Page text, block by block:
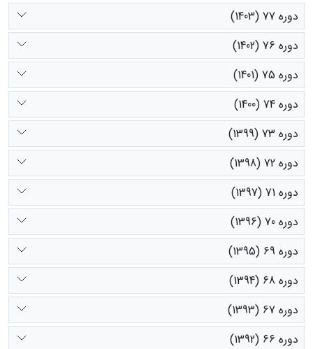
دوره 77 (1403)
دوره 76 (1402)
دوره 75 (1401)
دوره 74 (1400)
دوره 73 (1399)
دوره 72 (1398)
دوره 71 (1397)
دوره 70 (1396)
دوره 69 (1395)
دوره 68 (1394)
دوره 67 (1393)
دوره 66 (1392)